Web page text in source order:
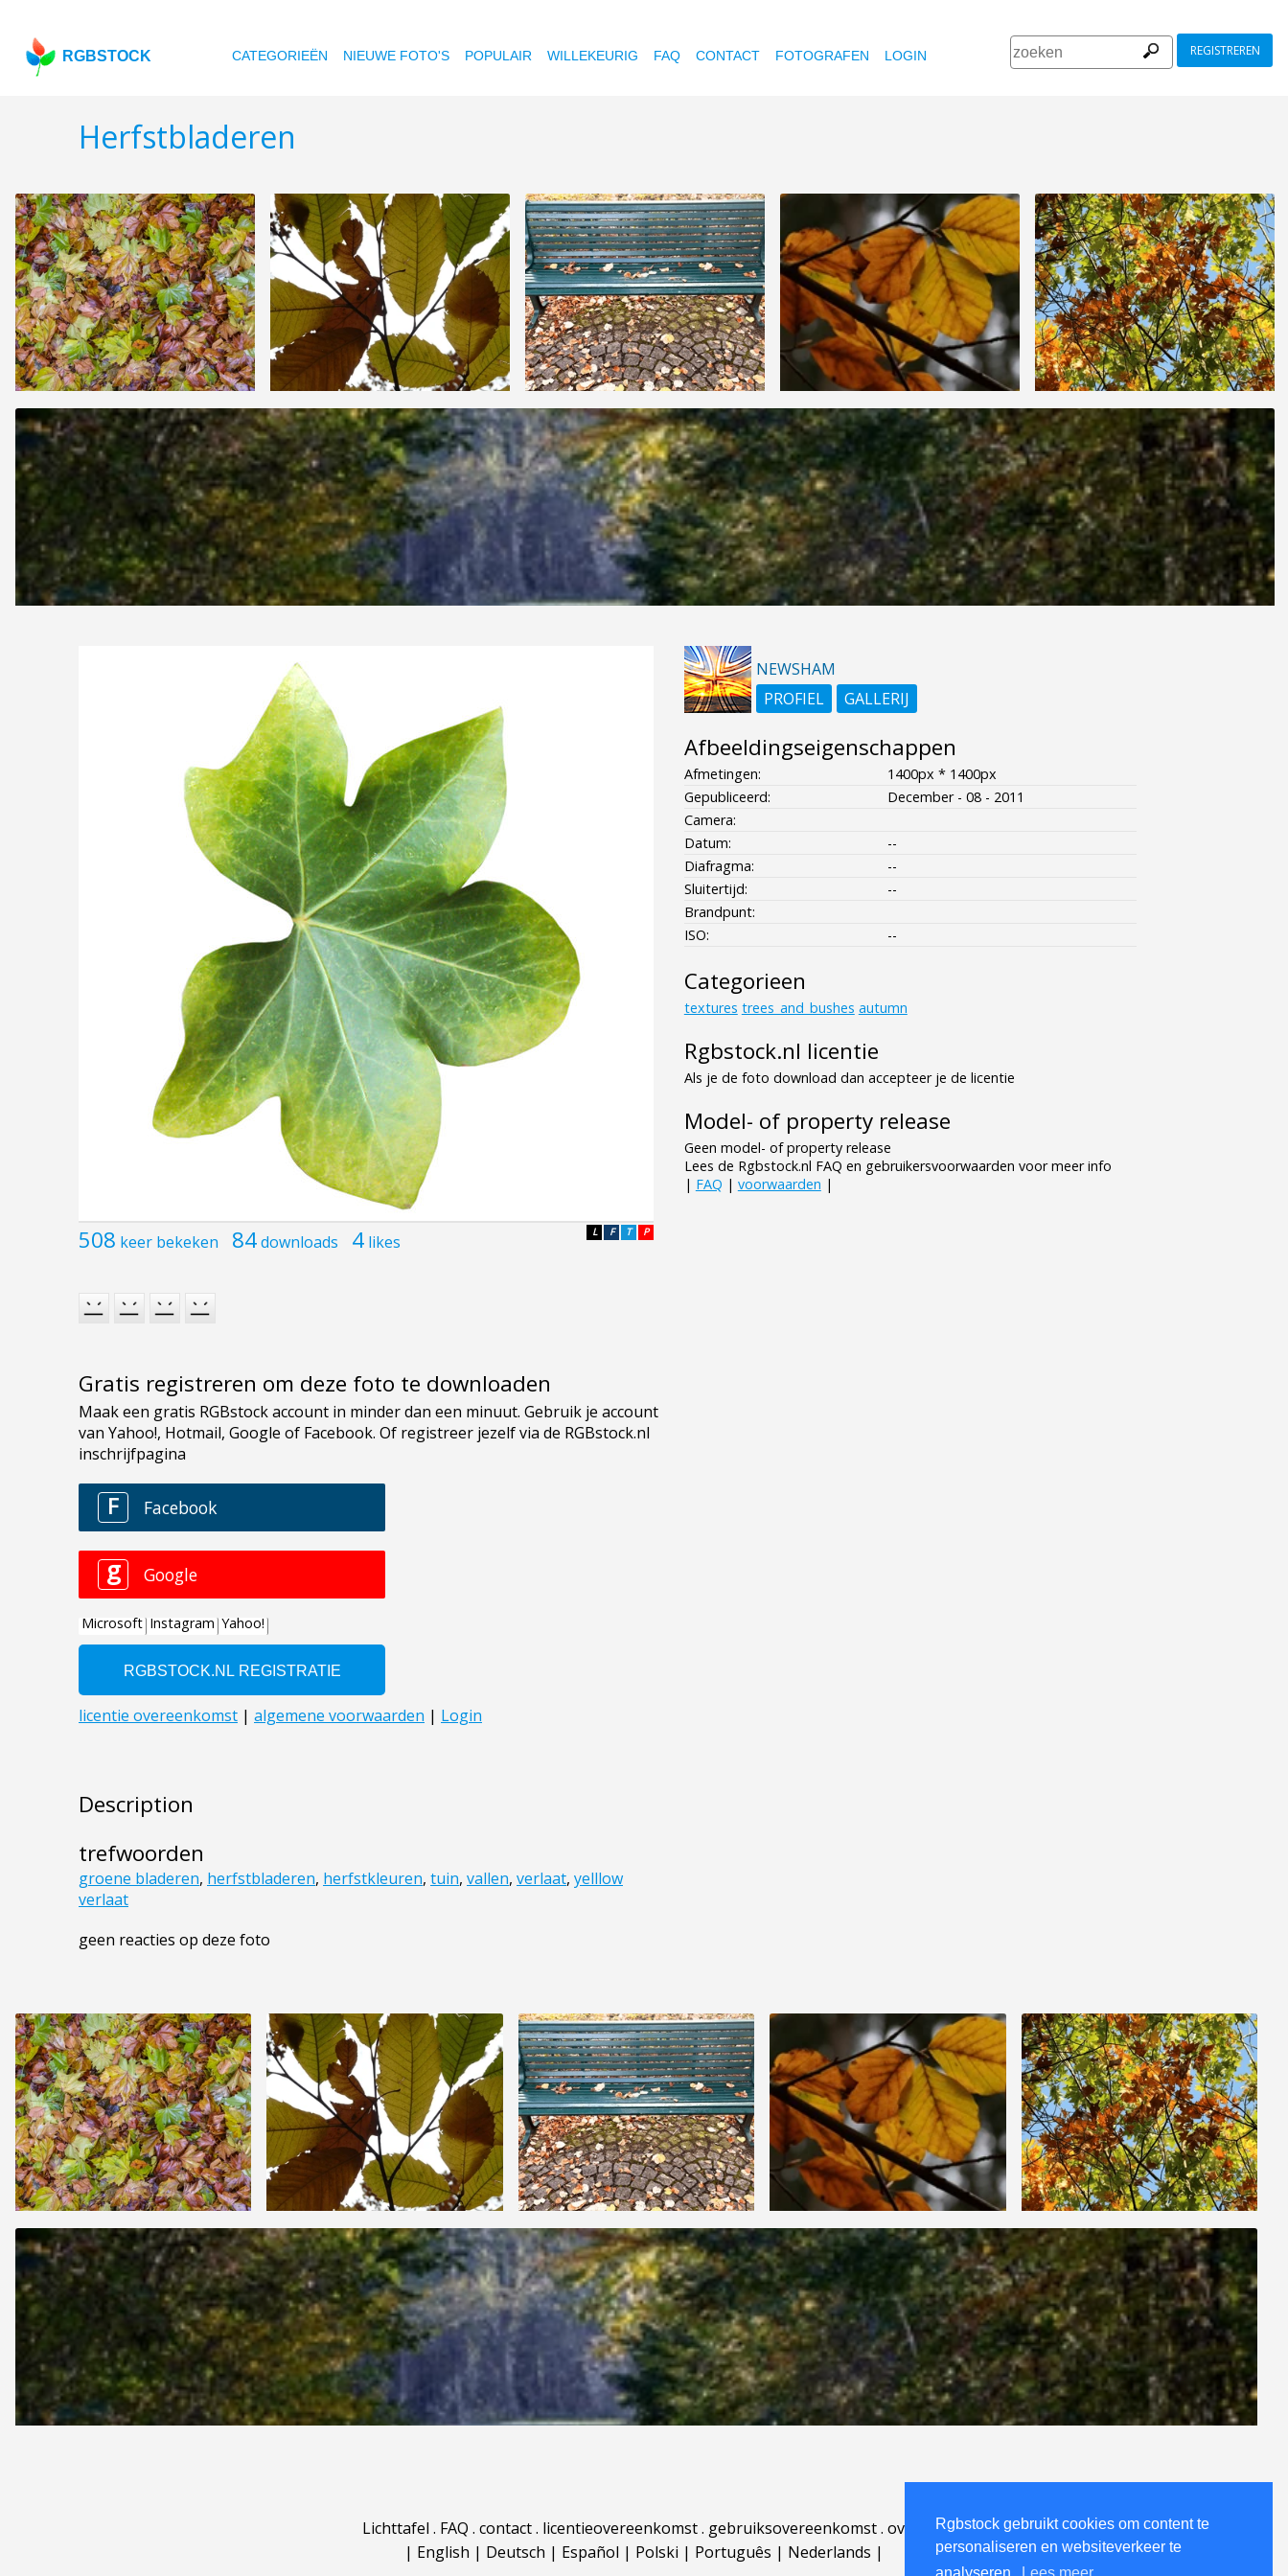
Rgbstock gebruikt cookies om content te
personaliseren en websiteverkeer te
RGBSTOCK CATEGORIEËN NIEUWE FOTO'S POPULAIR WILLEKEURIG FAQ CONTACT FOTOGRAFEN LOGIN REGISTREREN
Herfstbladeren
508 keer bekeken 84downloads 4 likes P
T
F
L
Gratis registreren om deze foto te downloaden
Description
trefwoorden
groene bladeren, herfstbladeren, herfstkleuren, tuin, vallen, verlaat, yelllow
verlaat
geen reacties op deze foto
NEWSHAM
PROFIEL
GALLERIJ
Afbeeldingseigenschappen
Afmetingen:
1400px * 1400px
Gepubliceerd:
December - 08 - 2011
Camera:
Datum:
--
Diafragma:
--
Sluitertijd:
--
Brandpunt:
ISO:
--
Categorieen
textures trees_and_bushes autumn
Rgbstock.nl licentie
Als je de foto download dan accepteer je de licentie
Model- of property release
Geen model- of property release
Lees de Rgbstock.nl FAQ en gebruikersvoorwaarden voor meer info
| FAQ | voorwaarden |
Lichttafel . FAQ . contact. licentieovereenkomst. gebruiksovereenkomst. over
| English | Deutsch | Español | Polski | Português | Nederlands |